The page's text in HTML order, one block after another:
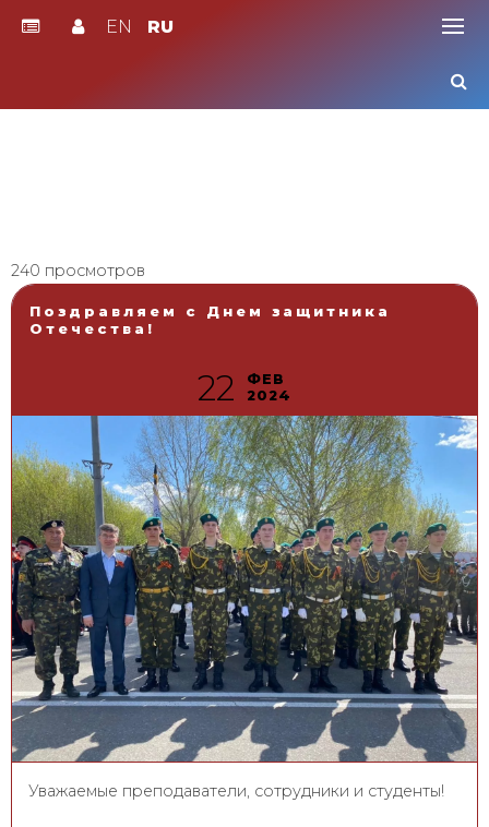
EN RU
240 просмотров
Поздравляем с Днем защитника
Отечества!
22
ФЕВ
2024
Уважаемые преподаватели, сотрудники и студенты!